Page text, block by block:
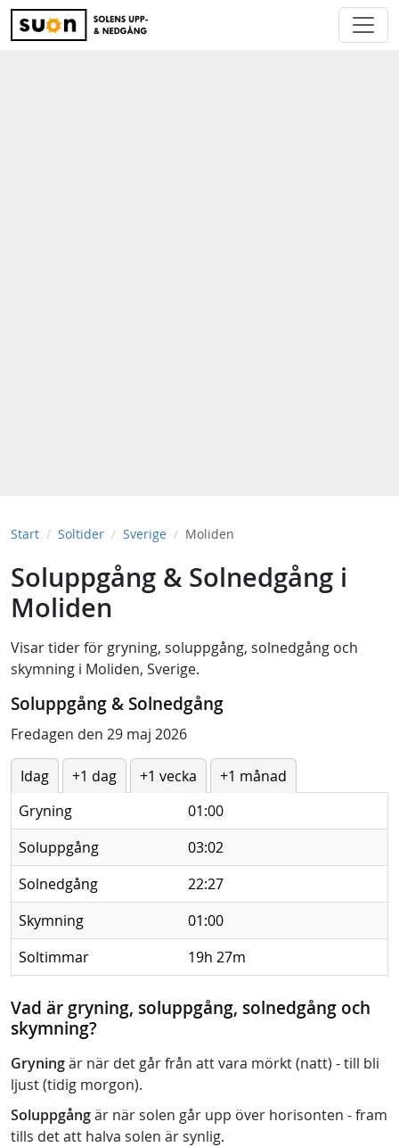
Start Soltider Sverige Moliden
Soluppgång & Solnedgång i
Moliden
Visar tider för gryning, soluppgång, solnedgång och
skymning i Moliden, Sverige.
Soluppgång & Solnedgång
Fredagen den 29 maj 2026
Idag +1 dag +1 vecka
+1 månad
Gryning
01:00
Soluppgång
03:02
Solnedgång
22:27
Skymning
01:00
Soltimmar
19h 27m
Vad är gryning, soluppgång, solnedgång och
skymning?
Gryningär när det går från att vara mörkt (natt) - till bli
ljust (tidig morgon).
Soluppgångär när solen går upp över horisonten - fram
tills det att halva solen är synlig.